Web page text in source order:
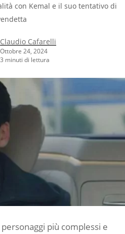
con Kemal e il suo tentativo di
Claudio Cafarelli
Ottobre 24, 2024
3 minuti di lettura
più complessi e